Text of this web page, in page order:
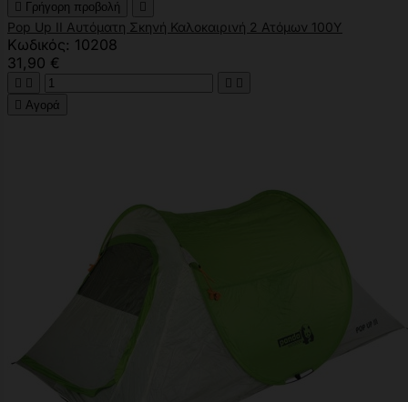
 Γρήγορη προβολή 
Pop Up ΙΙ Αυτόματη Σκηνή Καλοκαιρινή 2 Ατόμων 100Υ
Κωδικός: 10208
31,90 €
   
 Αγορά